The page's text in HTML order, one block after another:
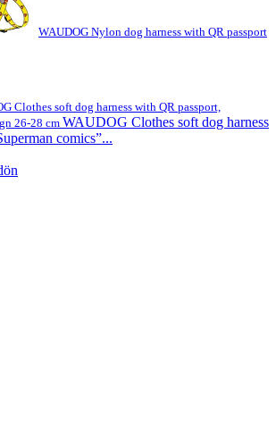
WAUDOG Nylon dog harness with QR passport
Clothes soft dog harness with QR passport,
26-28 cm WAUDOG Clothes soft dog harness
comics”...